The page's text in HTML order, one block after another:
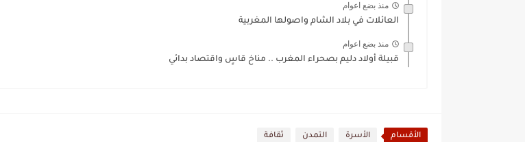
منذ بضع اعوام
العائلات في بلاد الشام واصولها المغربية
منذ بضع اعوام
قبيلة أولاد دليم بصحراء المغرب .. مناخ قاسٍ واقتصاد بدائي
الأقسام الأسرة التمدن ثقافة